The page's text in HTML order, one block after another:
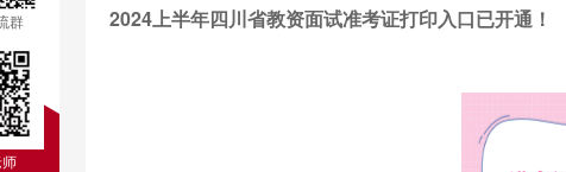
群 2024上半年四川省教资面试准考证打印入口已开通！